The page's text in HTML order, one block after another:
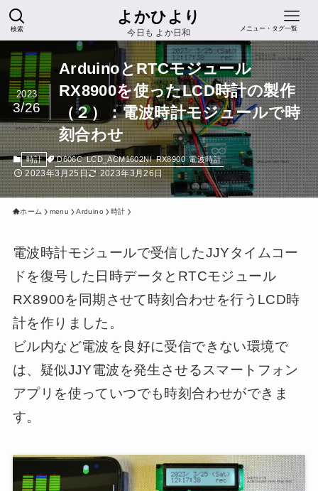
よかひより
今日も よか日和
検索 メニュー・タグ一覧
ArduinoとRTCモジュール
RX8900を使ったLCD時計の製作
（２）：電波時計モジュールで時
刻合わせ
2023
3/26
時計 D606C LCD_ACM1602NI RX8900 電波時計
2023年3月25日 2023年3月26日
ホーム menu Arduino 時計
電波時計モジュールで受信したJJYタイムコー
ドを復号した日時データとRTCモジュール
RX8900を同期させて時刻合わせを行うLCD時
計を作りました。
ビル内など電波を良好に受信できない環境で
は、疑似JJY電波を発生させるスマートフォン
アプリを使っていつでも時刻合わせができま
す。